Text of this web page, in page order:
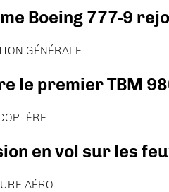
Boeing 777-9
GÉNÉRALE
le premier TBM
en vol sur les
AÉRO